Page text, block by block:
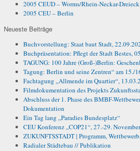
2005 CEUD – Worms/Rhein-Neckar-Dreieck
2005 CEU – Berlin
Neueste Beiträge
Buchvorstellung: Staat baut Stadt,
Buchpräsentation: Pflegt der Stadt Bestes,
TAGUNG: 100 Jahre (Groß-)Berlin:
Tagung: Berlin und seine Zentren“ am 15./
Fachtagung „Allmende im Quartier“,
Filmdokumentation des Projekts
Abschluss der 1. Phase des BMBF-
Dokumentation
Ein Tag lang „Paradies Bundesplatz“
CEU Konferenz „COP21“, 27.-29.
ZUKUNFTSSTADT | Programm,
Radialer Städtebau // Publikation